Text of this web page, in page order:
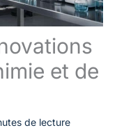
et de
de lecture